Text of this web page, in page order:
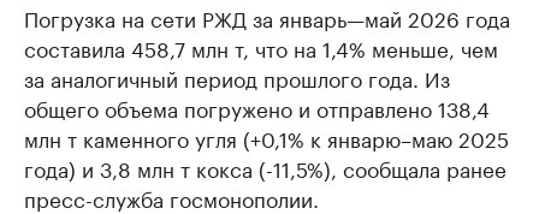
Погрузка на сети РЖД за январь—май 2026 года
составила 458,7 млн т, что на 1,4% меньше, чем
за аналогичный период прошлого года. Из
общего объема погружено и отправлено 138,4
млн т каменного угля (+0,1% к январю–маю 2025
года) и 3,8 млн т кокса (-11,5%), сообщала ранее
пресс-служба госмонополии.